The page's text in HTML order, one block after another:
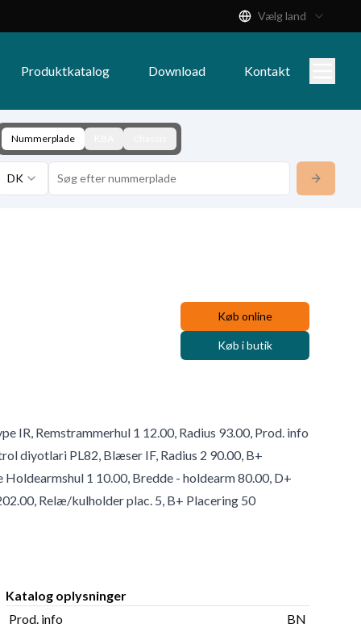
Vælg land
Produktkatalog Download Kontakt
Nummerplade
DK
Køb online
Køb i butik
IR, Remstrammerhul 1 12.00, Radius 93.00, Prod. info
diyotlari PL82, Blæser IF, Radius 2 90.00, B+
1 10.00, Bredde - holdearm 80.00, D+
Relæ/kulholder plac. 5, B+ Placering 50
Katalog oplysninger
Prod. info
BN